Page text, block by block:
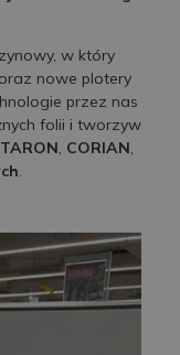
w który
oraz nowe plotery
przez nas
folii i tworzyw
, CORIAN,
.